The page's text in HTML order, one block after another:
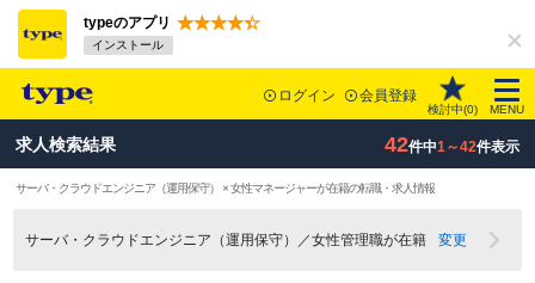
typeのアプリ
インストール
ログイン 会員登録
検討中(0) MENU
求人検索結果 42件中1～42件表示
サーバ・クラウドエンジニア（運用保守） × 女性マネージャーが在籍の転職・求人情報
サーバ・クラウドエンジニア（運用保守）／女性管理職が在籍 変更